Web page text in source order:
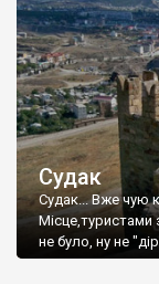
Судак
Судак... Вже чую
не було, ну не